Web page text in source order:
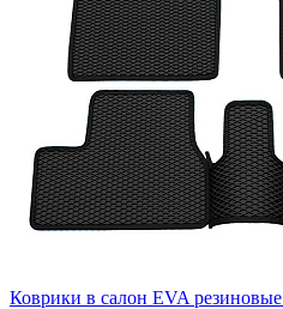
Коврики в салон EVA